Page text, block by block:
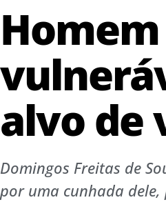
alvo de
Domingos Freitas de
por uma cunhada